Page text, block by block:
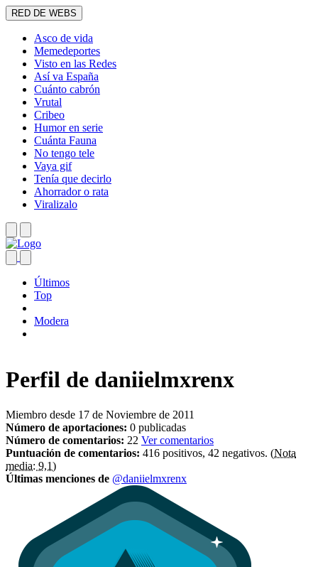
RED DE WEBS
Asco de vida
Memedeportes
Visto en las Redes
Así va España
Cuánto cabrón
Vrutal
Cribeo
Humor en serie
Cuánta Fauna
No tengo tele
Vaya gif
Tenía que decirlo
Ahorrador o rata
Viralizalo
Últimos
Top
Modera
Perfil de daniielmxrenx
Miembro desde 17 de Noviembre de 2011
Número de aportaciones: 0 publicadas
Número de comentarios: 22 Ver comentarios
Puntuación de comentarios: 416 positivos, 42 negativos. (Nota
media: 9,1)
Últimas menciones de @daniielmxrenx